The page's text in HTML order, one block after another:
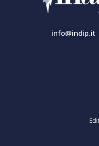
info@indip.it